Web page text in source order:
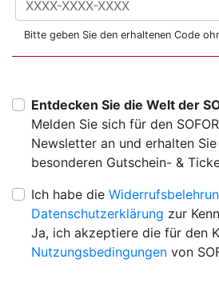
(Bitte nur eintragen, wenn Sie einen Code
Bitte geben Sie den erhaltenen Code
Entdecken Sie die Welt der
Melden Sie sich für den
Newsletter an und erhalten
besonderen Gutschein- &
Ich habe die
Datenschutzerklärung zur
Ja, ich akzeptiere die für den
Nutzungsbedingungen von